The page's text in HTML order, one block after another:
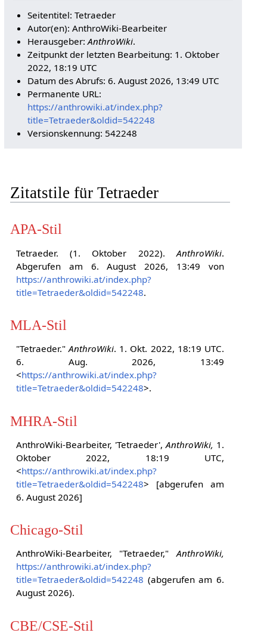
Seitentitel: Tetraeder
Autor(en): AnthroWiki-Bearbeiter
Herausgeber:AnthroWiki.
Zeitpunkt der letzten Bearbeitung: 1. Oktober
2022, 18:19 UTC
Datum des Abrufs: 6. August 2026, 13:49 UTC
Permanente URL:
https://anthrowiki.at/index.php?
title=Tetraeder&oldid=542248
Versionskennung: 542248
Zitatstile für Tetraeder
APA-Stil
Tetraeder. (1. Oktober 2022).AnthroWiki.
Abgerufen am 6. August 2026, 13:49 von
https://anthrowiki.at/index.php?
title=Tetraeder&oldid=542248.
MLA-Stil
"Tetraeder."AnthroWiki. 1. Okt. 2022, 18:19 UTC.
6. Aug. 2026, 13:49
<https://anthrowiki.at/index.php?
title=Tetraeder&oldid=542248>.
MHRA-Stil
AnthroWiki-Bearbeiter, 'Tetraeder', AnthroWiki, 1.
Oktober 2022, 18:19 UTC,
<https://anthrowiki.at/index.php?
title=Tetraeder&oldid=542248> [abgerufen am
6. August 2026]
Chicago-Stil
AnthroWiki-Bearbeiter, "Tetraeder,"AnthroWiki,
https://anthrowiki.at/index.php?
title=Tetraeder&oldid=542248 (abgerufen am 6.
August 2026).
CBE/CSE-Stil